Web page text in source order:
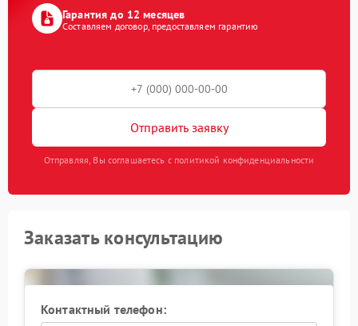
Гарантия до 12 месяцев
Составляем договор, предоставляем гарантию
Отправить заявку
Отправляя, Вы соглашаетесь с политикой конфиденциальности
Заказать консультацию
Контактный телефон: